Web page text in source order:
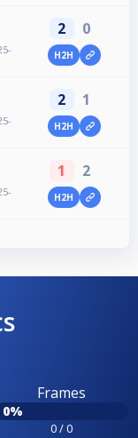
2 0
H2H
2 1
H2H
1 2
H2H
Frames
0%
0 / 0